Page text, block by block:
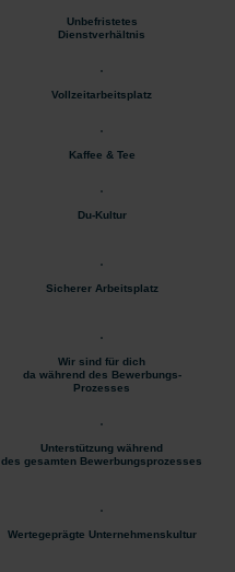
Unbefristetes
Dienstverhältnis
Vollzeitarbeitsplatz
Kaffee & Tee
Du-Kultur
Sicherer Arbeitsplatz
Wir sind für dich
da während des Bewerbungs-
Prozesses
Unterstützung während
des gesamten Bewerbungsprozesses
Wertegeprägte Unternehmenskultur